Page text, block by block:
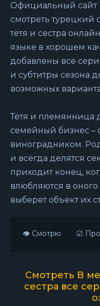
Официальный сайт
смотреть
тётя и сестра
языке в хорошем
добавлены все
и субтитры сезона
возможных
Тётя и племянница
семейный бизнес –
виноградником.
и всегда делятся
приходит конец,
влюбляются в оного
выберет объект их
👁 Смотрю ☑
Смотреть В
сестра все